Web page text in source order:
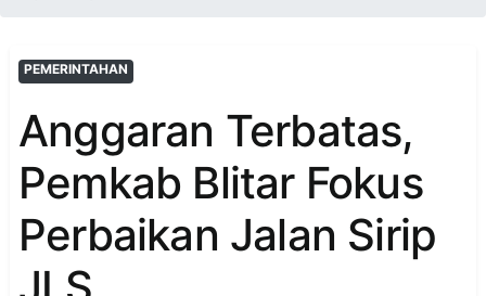
PEMERINTAHAN
Anggaran Terbatas,
Pemkab Blitar Fokus
Perbaikan Jalan Sirip